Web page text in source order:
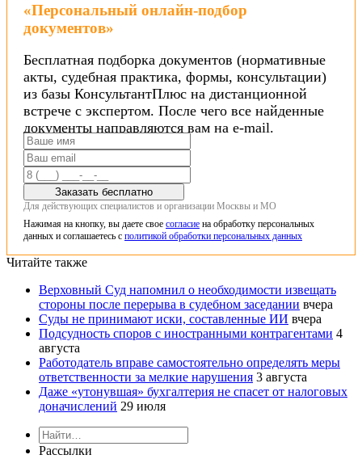
«Персональный онлайн-подбор
документов»
Бесплатная подборка документов (нормативные
акты, судебная практика, формы, консультации)
из базы КонсультантПлюс на дистанционной
встрече с экспертом. После чего все найденные
документы направляются вам на e-mail.
Заказать бесплатно
Для действующих специалистов и организации Москвы и МО
Нажимая на кнопку, вы даете свое согласие на обработку персональных
данных и соглашаетесь с политикой обработки персональных данных
Читайте также
Верховный Суд напомнил о необходимости извещать
стороны после перерыва в судебном заседании вчера
Суды не принимают иски, составленные ИИ вчера
Подсудность споров с иностранными контрагентами 4
августа
Работодатель вправе самостоятельно определять меры
ответственности за мелкие нарушения 3 августа
Даже «утонувшая» бухгалтерия не спасет от налоговых
доначислений 29 июля
Рассылки